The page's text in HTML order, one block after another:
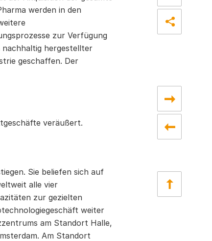
werden in den
zur Verfügung
nachhaltig hergestellter
geschaffen. Der
veräußert.
Sie beliefen sich auf
alle vier
zur gezielten
weiter
am Standort Halle,
Am Standort